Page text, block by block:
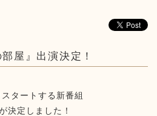
屋』出演決定！
タートする新番組
決定しました！